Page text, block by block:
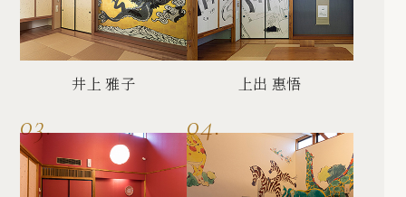
井上 雅子 上出 惠悟